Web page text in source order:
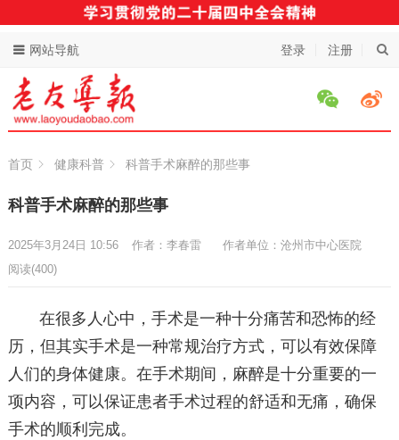
登录 注册
网站导航
首页 健康科普 科普手术麻醉的那些事
科普手术麻醉的那些事
作者：李春雷 作者单位：沧州市中心医院
2025年3月24日 10:56
阅读(400)
在很多人心中，手术是一种十分痛苦和恐怖的经
历，但其实手术是一种常规治疗方式，可以有效保障
人们的身体健康。在手术期间，麻醉是十分重要的一
项内容，可以保证患者手术过程的舒适和无痛，确保
手术的顺利完成。